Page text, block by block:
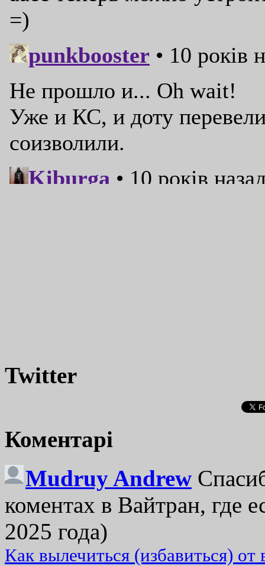
Twitter
Коментарі
Mudruy Andrew
коментах в Вайтран, где
2025 года)
Как вылечиться (избавиться)